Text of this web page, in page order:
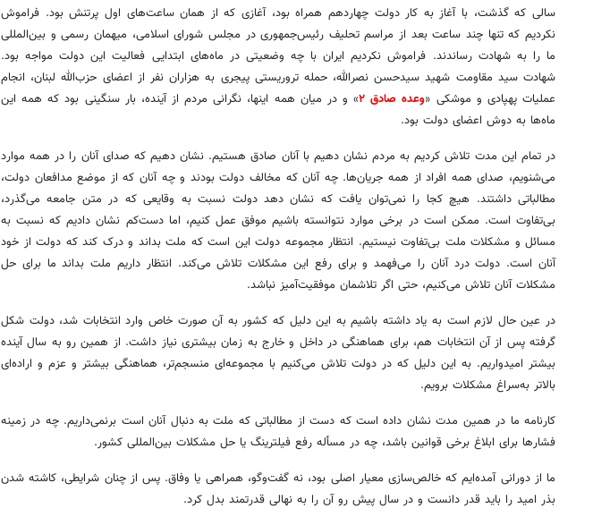
سالی که گذشت، با آغاز به کار دولت چهاردهم همراه بود، آغازی که از همان ساعت‌های اول پرتنش بود. فراموش
نکردیم که تنها چند ساعت بعد از مراسم تحلیف رئیس‌جمهوری در مجلس شورای اسلامی، میهمان رسمی و بین‌المللی
ما را به شهادت رساندند. فراموش نکردیم ایران با چه وضعیتی در ماه‌های ابتدایی فعالیت این دولت مواجه بود.
شهادت سید مقاومت شهید سیدحسن نصرالله، حمله تروریستی پیجری به هزاران نفر از اعضای حزب‌الله لبنان، انجام
عملیات پهپادی و موشکی «وعده صادق ۲
» و در میان همه اینها، نگرانی مردم از آینده، بار سنگینی بود که همه این
ماه‌ها به دوش اعضای دولت بود.
در تمام این مدت تلاش کردیم به مردم نشان دهیم با آنان صادق هستیم. نشان دهیم که صدای آنان را در همه موارد
می‌شنویم، صدای همه افراد از همه جریان‌ها. چه آنان که مخالف دولت بودند و چه آنان که از موضع مدافعان دولت،
مطالباتی داشتند. هیچ کجا را نمی‌توان یافت که نشان دهد دولت نسبت به وقایعی که در متن جامعه می‌گذرد،
بی‌تفاوت است. ممکن است در برخی موارد نتوانسته باشیم موفق عمل کنیم، اما دست‌کم نشان دادیم که نسبت به
مسائل و مشکلات ملت بی‌تفاوت نیستیم. انتظار مجموعه دولت این است که ملت بداند و درک کند که دولت از خود
آنان است. دولت درد آنان را می‌فهمد و برای رفع این مشکلات تلاش می‌کند. انتظار داریم ملت بداند ما برای حل
مشکلات آنان تلاش می‌کنیم، حتی اگر تلاشمان موفقیت‌آمیز نباشد.
در عین حال لازم است به یاد داشته باشیم به این دلیل که کشور به آن صورت خاص وارد انتخابات شد، دولت شکل
گرفته پس از آن انتخابات هم، برای هماهنگی در داخل و خارج به زمان بیشتری نیاز داشت. از همین رو به سال آینده
بیشتر امیدواریم. به این دلیل که در دولت تلاش می‌کنیم با مجموعه‌ای منسجم‌تر، هماهنگی بیشتر و عزم و اراده‌ای
بالاتر به‌سراغ مشکلات برویم.
کارنامه ما در همین مدت نشان داده است که دست از مطالباتی که ملت به دنبال آنان است برنمی‌داریم. چه در زمینه
فشارها برای ابلاغ برخی قوانین باشد، چه در مسأله رفع فیلترینگ یا حل مشکلات بین‌المللی کشور.
ما از دورانی آمده‌ایم که خالص‌سازی معیار اصلی بود، نه گفت‌وگو، همراهی یا وفاق. پس از چنان شرایطی، کاشته شدن
بذر امید را باید قدر دانست و در سال پیش رو آن را به نهالی قدرتمند بدل کرد.